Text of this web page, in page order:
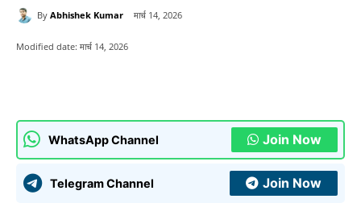
By Abhishek Kumar मार्च 14, 2026
Modified date: मार्च 14, 2026
WhatsApp Channel Join Now
Telegram Channel Join Now